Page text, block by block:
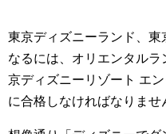
東京ディズニーランド、東
なるには、オリエンタル
京ディズニーリゾート エ
に合格しなければなりませ